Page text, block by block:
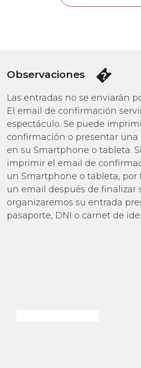
Observaciones
Las entradas no se enviarán
El email de confirmación
espectáculo. Se puede
confirmación o presentar una
en su Smartphone o tableta.
imprimir el email de
un Smartphone o tableta, por
un email después de finalizar
organizaremos su entrada
pasaporte, DNI o carnet de